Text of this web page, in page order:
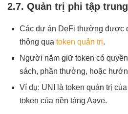
2.7. Quản trị phi tập trung
Các dự án DeFi thường được
thông qua token quản trị.
Người nắm giữ token có
sách, phần thưởng, hoặc
Ví dụ: UNI là token quản trị
token của nền tảng Aave.